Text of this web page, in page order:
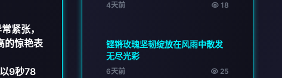
紧张，
的惊艳表
9秒78
4天前 18
铿锵玫瑰坚韧绽放在风雨中散发
无尽光彩
6天前 25